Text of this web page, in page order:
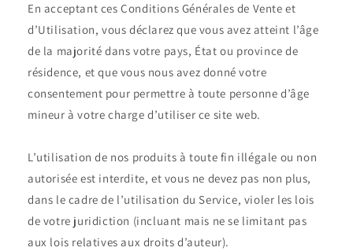
En acceptant ces Conditions Générales de Vente et
d’Utilisation, vous déclarez que vous avez atteint l’âge
de la majorité dans votre pays, État ou province de
résidence, et que vous nous avez donné votre
consentement pour permettre à toute personne d’âge
mineur à votre charge d’utiliser ce site web.
L’utilisation de nos produits à toute fin illégale ou non
autorisée est interdite, et vous ne devez pas non plus,
dans le cadre de l’utilisation du Service, violer les lois
de votre juridiction (incluant mais ne se limitant pas
aux lois relatives aux droits d’auteur).